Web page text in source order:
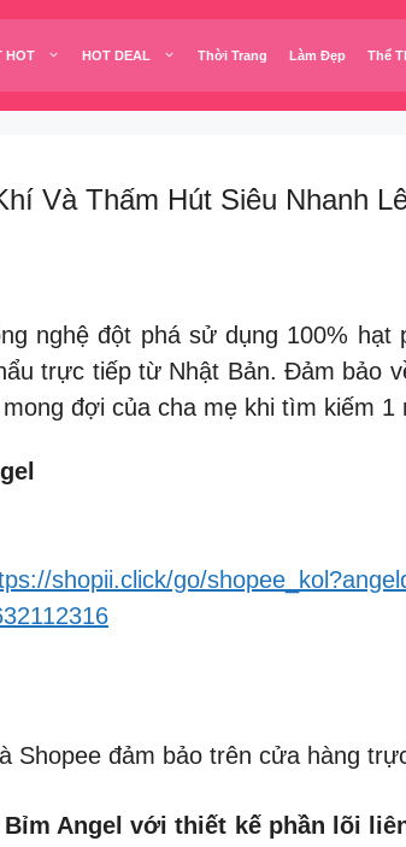
HOT HOT DEAL Thời Trang Làm Đẹp Thể
Và Thấm Hút Siêu Nhanh
nghệ đột phá sử dụng 100%
trực tiếp từ Nhật Bản. Đảm bảo
đợi của cha mẹ khi tìm kiếm
shopii.click/go/
đảm bảo trên cửa hàng
Bỉm Angel với thiết kế phần lõi